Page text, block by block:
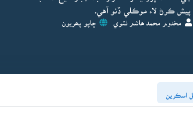
ڪرڻ لاء موڪلي ڏنو آهي.
مخدوم محمد هاشم ٺٽوي ڇاپو پھريون
اسڪرين